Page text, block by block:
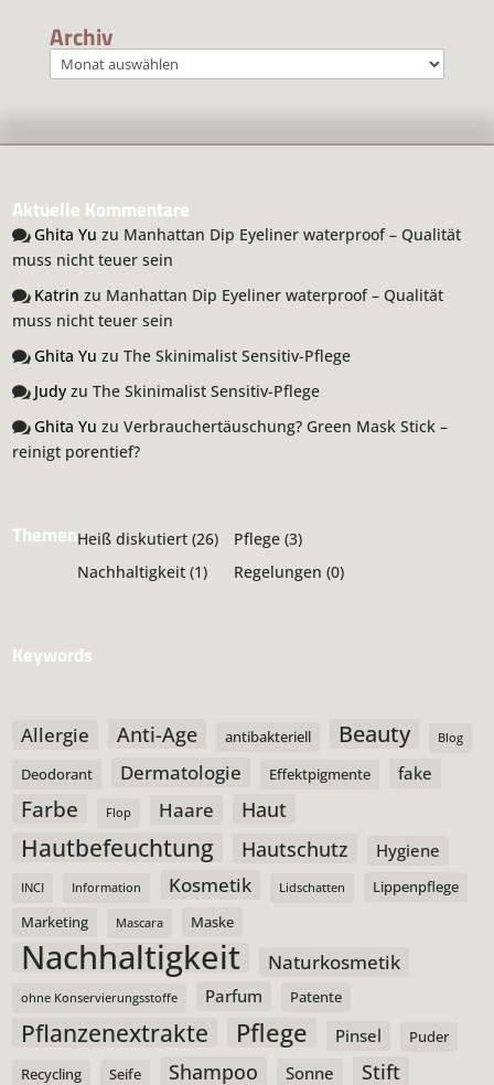
Archiv
Archiv
Aktuelle Kommentare
Ghita Yu zu Manhattan Dip Eyeliner waterproof – Qualität
muss nicht teuer sein
Katrin zu Manhattan Dip Eyeliner waterproof – Qualität
muss nicht teuer sein
Ghita Yu zuThe Skinimalist Sensitiv-Pflege
Judy zuThe Skinimalist Sensitiv-Pflege
Ghita Yu zuVerbrauchertäuschung? Green Mask Stick –
reinigt porentief?
ThemenHeiß diskutiert (26)
Nachhaltigkeit (1)
Pflege (3)
Regelungen (0)
Keywords
Allergie Anti-Age antibakteriell Beauty Blog
Deodorant Dermatologie Effektpigmente fake
Farbe Flop Haare Haut
Hautbefeuchtung Hautschutz Hygiene
INCI Information Kosmetik Lidschatten
Lippenpflege
Marketing
Mascara Maske
Nachhaltigkeit Naturkosmetik
ohne Konservierungsstoffe Parfum Patente
Pflanzenextrakte Pflege Pinsel
Puder
Recycling
Seife Shampoo Sonne Stift